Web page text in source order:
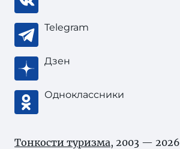
Telegram
Дзен
Одноклассники
Тонкости туризма, 2003 — 2026